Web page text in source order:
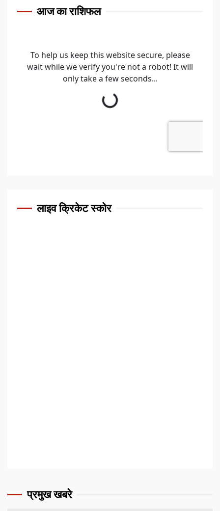
आज का राशिफल
लाइव क्रिकेट स्कोर
प्रमुख खबरे